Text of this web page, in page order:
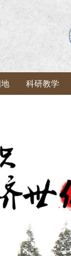
科研教学